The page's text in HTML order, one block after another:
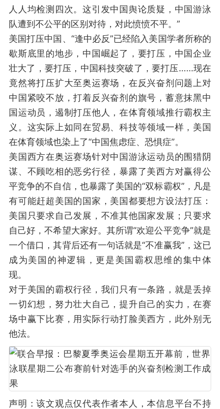
人人均检测四次。这引发中国舆论质疑，中国游泳
队遭到不公平的区别对待，对此愤愤不平。”
美国打压中国、“逢中必反”已经陷入美国学者所称的
歇斯底里的地步，中国崛起了，要打压，中国企业
壮大了，要打压，中国科技突破了，要打压……现在
竟然将打压扩大至奥运赛场，在反兴奋剂问题上对
中国紧咬不放，打着反兴奋剂的旗号，蓄意抹黑中
国运动员，遏制打压他人，在体育领域推行霸权主
义。这实际上如同在贸易、科技等领域一样，美国
在体育领域也染上了“中国焦虑症、恐惧症”。
美国西方在奥运赛场针对中国游泳运动员的围猎阴
谋、不顾吃相的恶劣行径，暴露了美西方对赢得公
平竞争的不自信，也暴露了美国的“双标霸权”，凡是
有可能赶超美国的国家，美国都要想方设法打压：
美国只要求自己发展，不准其他国家发展；只要求
自己好，不希望大家好。其所谓“欢迎公平竞争”就是
一个借口，其背后还有一句话就是“不准赢我”，这已
成为美国的神逻辑，更是美国霸权思维的集中体
现。
对于美国的霸权行径，我们只有一条路，就是丢掉
一切幻想，努力壮大自己，提升自己的实力，在赛
场中赢下比赛，用实际行动打脸美西方，此外别无
他法。
声明：该文观点仅代表作者本人，本信息平台不持